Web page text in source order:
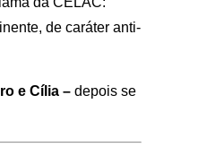
de caráter anti-
e Cília – depois se